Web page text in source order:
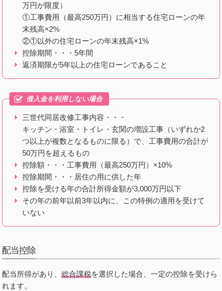
万円が限度）
①工事費用（最高250万円）に相当する住宅ローンの年
末残高×2%
②①以外の住宅ローンの年末残高×1%
控除期間・・・5年間
返済期限が5年以上の住宅ローンであること
三世代同居改修工事内容・・・
キッチン・浴室・トイレ・玄関の増設工事（いずれか2
つ以上が複数となるものに限る）で、工事費用の合計が
50万円を超えるもの
控除額・・・工事費用（最高250万円）×10%
控除期間・・・居住の用に供した年
控除を受ける年の合計所得金額が3,000万円以下
その年の前年以前3年以内に、この特例の適用を受けて
いない
配当控除
配当所得があり、総合課税を選択した場合、一定の控除を受けら
れます。